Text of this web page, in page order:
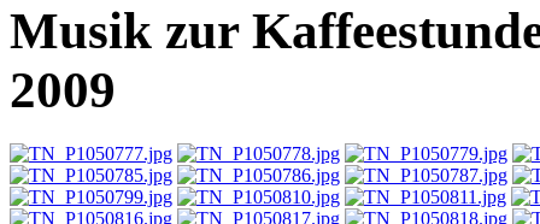
Musik zur
2009